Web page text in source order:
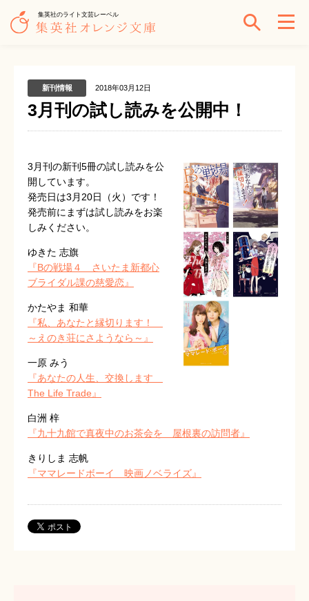
集英社のライト文芸レーベル
新刊情報 2018年03月12日
3月刊の試し読みを公開中！
3月刊の新刊5冊の試し読みを公
開しています。
発売日は3月20日（火）です！
発売前にまずは試し読みをお楽
しみください。
ゆきた 志旗
『Bの戦場４ さいたま新都心
ブライダル課の慈愛恋』
かたやま 和華
『私、あなたと縁切ります！
～えのき荘にさようなら～』
一原 みう
『あなたの人生、交換します
The Life Trade』
白洲 梓
『九十九館で真夜中のお茶会を 屋根裏の訪問者』
きりしま 志帆
『ママレードボーイ 映画ノベライズ』